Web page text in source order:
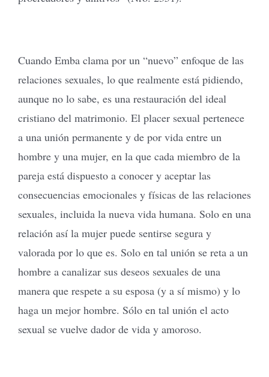
Cuando Emba clama por un “nuevo” enfoque de las
relaciones sexuales, lo que realmente está pidiendo,
aunque no lo sabe, es una restauración del ideal
cristiano del matrimonio. El placer sexual pertenece
a una unión permanente y de por vida entre un
hombre y una mujer, en la que cada miembro de la
pareja está dispuesto a conocer y aceptar las
consecuencias emocionales y físicas de las relaciones
sexuales, incluida la nueva vida humana. Solo en una
relación así la mujer puede sentirse segura y
valorada por lo que es. Solo en tal unión se reta a un
hombre a canalizar sus deseos sexuales de una
manera que respete a su esposa (y a sí mismo) y lo
haga un mejor hombre. Sólo en tal unión el acto
sexual se vuelve dador de vida y amoroso.